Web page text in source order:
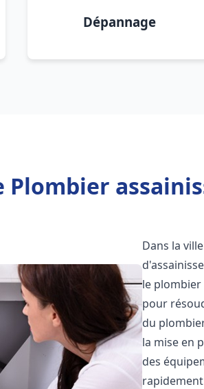
Dépannage
Plombier
Dans la
le
pour
du
la mise en
des